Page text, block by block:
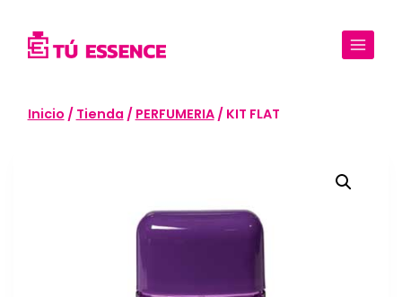
contenido
Inicio / Tienda / PERFUMERIA / KIT FLAT